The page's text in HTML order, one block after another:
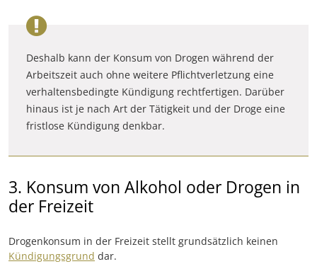
Deshalb kann der Konsum von Drogen während der
Arbeitszeit auch ohne weitere Pflichtverletzung eine
verhaltensbedingte Kündigung rechtfertigen. Darüber
hinaus ist je nach Art der Tätigkeit und der Droge eine
fristlose Kündigung denkbar.
3. Konsum von Alkohol oder Drogen in
der Freizeit
Drogenkonsum in der Freizeit stellt grundsätzlich keinen
Kündigungsgrund dar.